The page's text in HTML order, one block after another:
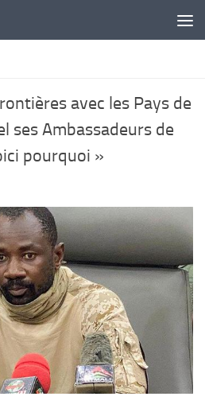
avec les Pays de
ses Ambassadeurs de
pourquoi »